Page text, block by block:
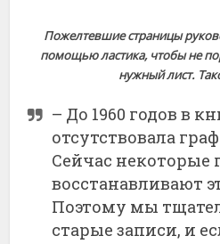
Пожелтевшие страницы
помощью ластика, чтобы не
нужный лист.
– До 1960 годов в
отсутствовала
Сейчас некоторые
восстанавливают
Поэтому мы
старые записи, и